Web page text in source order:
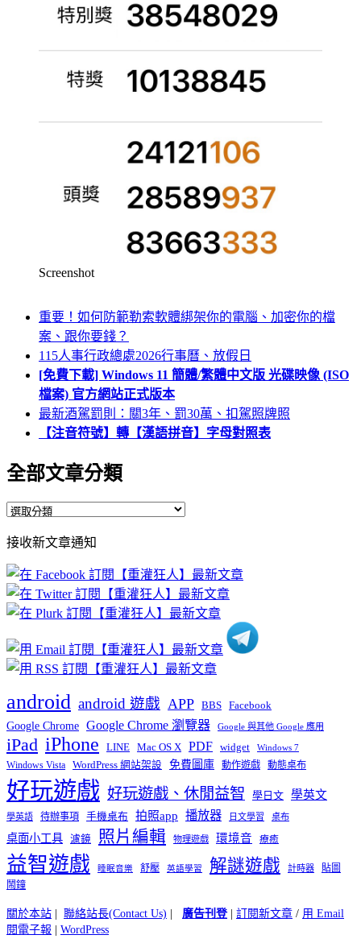
Screenshot
重要！如何防範勒索軟體綁架你的電腦、加密你的檔
案、跟你要錢？
115人事行政總處2026行事曆、放假日
[免費下載] Windows 11 簡體/繁體中文版 光碟映像 (ISO
檔案) 官方網站正式版本
最新酒駕罰則：關3年、罰30萬、扣駕照牌照
【注音符號】轉【漢語拼音】字母對照表
全部文章分類
全
文
章
分
類
接收新文章通知
android android 遊戲 APP BBS Facebook
Google Chrome Google Chrome 瀏覽器 Google 與其他 Google 應用
iPad iPhone LINE Mac OS X PDF widget Windows 7
Windows Vista WordPress 網站架設 免費圖庫 動作遊戲 動態桌布
好玩遊戲 好玩遊戲、休閒益智 學日文 學英文
學英語 待辦事項 手機桌布 拍照app 播放器 日文學習 桌布
桌面小工具 濾鏡 照片編輯 物理遊戲 環境音 療癒
益智遊戲 睡眠音樂 舒壓 英語學習 解謎遊戲 計時器
貼圖
鬧鐘
關於本站 | 聯絡站長(Contact Us) | 廣告刊登| 訂閱新文章 / 用 Email
閱電子報 | WordPress